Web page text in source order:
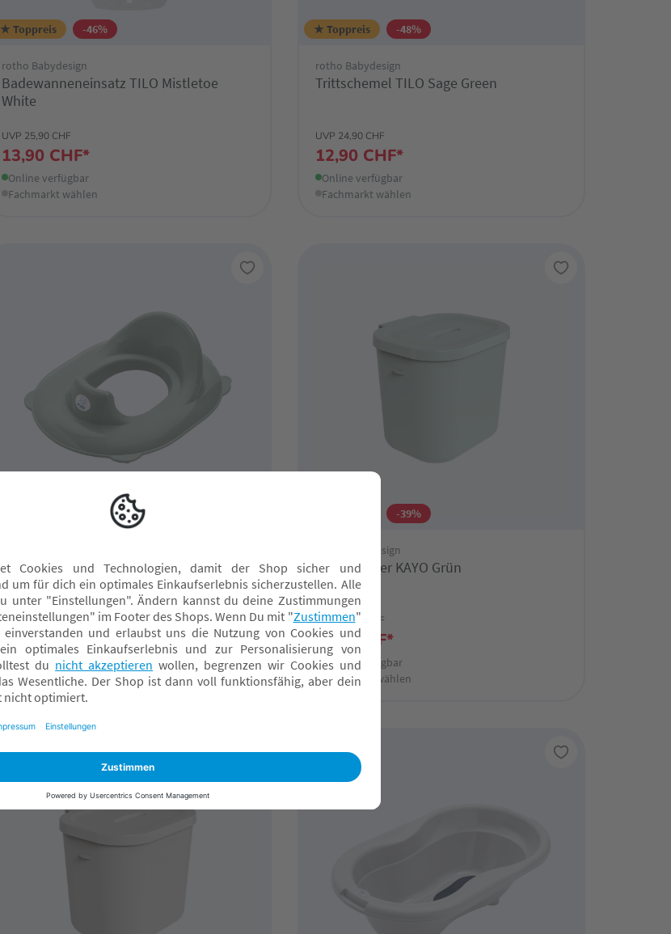
★ Toppreis -46%
rotho Babydesign
Badewanneneinsatz TILO Mistletoe
White
UVP 25,90 CHF
13,90 CHF*
Online verfügbar
Fachmarkt wählen
★ Toppreis -48%
rotho Babydesign
Trittschemel TILO Sage Green
UVP 24,90 CHF
12,90 CHF*
Online verfügbar
Fachmarkt wählen
Toilettensitz TILO Sage Green
UVP 13,90 CHF
7,90 CHF*
Online verfügbar
Fachmarkt wählen
-39%
rotho Babydesign
Windeleimer KAYO Grün
UVP 12,90 CHF
7,90 CHF*
Online verfügbar
Fachmarkt wählen